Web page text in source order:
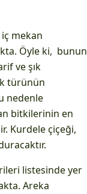
mekan
Öyle ki, bunun
ve şık
türünün
nedenle
bitkilerinin en
Kurdele çiçeği,
listesinde yer
Areka